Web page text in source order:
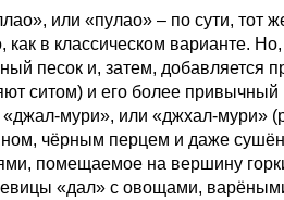
или «пулао» – по сути, тот
как в классическом варианте.
песок и, затем, добавляется
ситом) и его более
мури», или «джхал-
чёрным перцем и даже
помещаемое на вершину
«дал» с овощами,